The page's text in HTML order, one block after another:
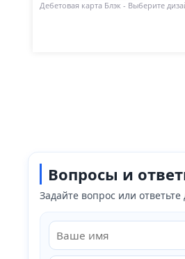
Дебетовая карта Блэк - Выберите
Вопросы и
Задайте вопрос или